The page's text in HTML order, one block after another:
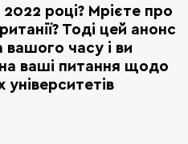
році? Мрієте про
Тоді цей анонс
часу і ви
ваші питання щодо